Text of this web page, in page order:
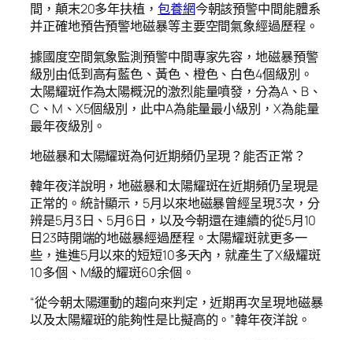
間，顛末20多年扶植， 包養網今朝該預警中間能體系
并正確地預告預警地磁暴等主要空間氣象經過歷程。
據國度空間氣象監測預警中間專家先容，地磁暴預警
級別由低到高有藍色、黃色、橙色、白色4個級別。
太陽耀斑作為太陽概況的激烈能量噴發，分為A、B、
C、M、X5個級別，此中A為能量最小級別，X為能量
最年夜級別。
地磁暴和太陽耀斑為何近期頻仍呈現？能否正常？
韓年夜洋說明，地磁暴和太陽耀斑在近期頻仍呈現是
正常的。統計顯示，5月以來地磁暴曾經呈現3次，分
辨是5月3日、5月6日，以及今朝還在連續的從5月10
日23時開端的地磁暴經過歷程。太陽耀斑就更多一
些，進進5月以來的短短10多天內，就產生了X級耀斑
10多個、M級的耀斑60余個。
“從今朝太陽運動的趨向來判定，近期再次呈現地磁暴
以及太陽耀斑的能夠性是比擬高的。”韓年夜洋說。